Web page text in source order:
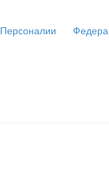
Персоналии